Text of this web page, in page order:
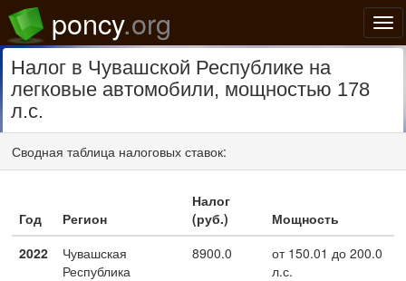
poncy.org
Налог в Чувашской Республике на
легковые автомобили, мощностью 178
л.с.
Сводная таблица налоговых ставок:
Год Регион
Налог
(руб.)
Мощность
2022
Чувашская
Республика
8900.0
от 150.01 до 200.0
л.с.